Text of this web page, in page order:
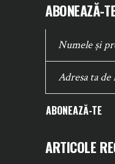
ABONEAZĂ-
ABONEAZĂ-TE
ARTICOLE